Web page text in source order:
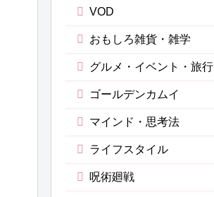
VOD
おもしろ雑貨・雑学
グルメ・イベント・旅行
ゴールデンカムイ
マインド・思考法
ライフスタイル
呪術廻戦